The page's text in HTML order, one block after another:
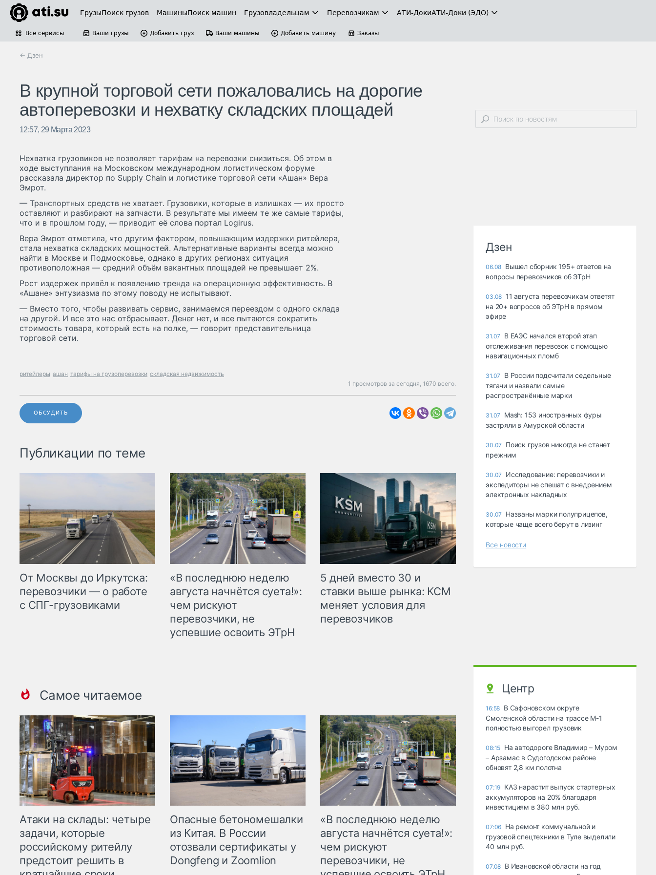
ГрузыПоиск грузов МашиныПоиск машин Грузовладельцам Перевозчикам АТИ-ДокиАТИ-Доки (ЭДО)
Все сервисы Ваши грузы Добавить груз Ваши машины Добавить машину Заказы
← Дзен
В крупной торговой сети пожаловались на дорогие
автоперевозки и нехватку складских площадей
12:57, 29 Марта 2023
Нехватка грузовиков не позволяет тарифам на перевозки снизиться. Об этом в
ходе выступлания на Московском международном логистическом форуме
рассказала директор по Supply Chain и логистике торговой сети «Ашан» Вера
Эмрот.
— Транспортных средств не хватает. Грузовики, которые в излишках — их просто
оставляют и разбирают на запчасти. В результате мы имеем те же самые тарифы,
что и в прошлом году, — приводит её слова портал Logirus.
Вера Эмрот отметила, что другим фактором, повышающим издержки ритейлера,
стала нехватка складских мощностей. Альтернативные варианты всегда можно
найти в Москве и Подмосковье, однако в других регионах ситуация
противоположная — средний объём вакантных площадей не превышает 2%.
Рост издержек привёл к появлению тренда на операционную эффективность. В
«Ашане» энтузиазма по этому поводу не испытывают.
— Вместо того, чтобы развивать сервис, занимаемся переездом с одного склада
на другой. И все это нас отбрасывает. Денег нет, и все пытаются сократить
стоимость товара, который есть на полке, — говорит представительница
торговой сети.
ритейлеры ашан тарифы на грузоперевозки складская недвижимость
1 просмотров за сегодня, 1670 всего.
ОБСУДИТЬ
Публикации по теме
От Москвы до Иркутска:
перевозчики — о работе
с СПГ-грузовиками
«В последнюю неделю
августа начнётся суета!»:
чем рискуют
перевозчики, не
успевшие освоить ЭТрН
5 дней вместо 30 и
ставки выше рынка: КСМ
меняет условия для
перевозчиков
Самое читаемое
Атаки на склады: четыре
задачи, которые
российскому ритейлу
предстоит решить в
Опасные бетономешалки
из Китая. В России
отозвали сертификаты у
Dongfeng и Zoomlion
«В последнюю неделю
августа начнётся суета!»:
чем рискуют
перевозчики, не
Дзен
06.08 Вышел сборник 195+ ответов на
вопросы перевозчиков об ЭТрН
03.08 11 августа перевозчикам ответят
на 20+ вопросов об ЭТрН в прямом
эфире
31.07
В ЕАЭС начался второй этап
отслеживания перевозок с помощью
навигационных пломб
31.07
В России подсчитали седельные
тягачи и назвали самые
распространённые марки
31.07
Mash: 153 иностранных фуры
застряли в Амурской области
30.07
Поиск грузов никогда не станет
прежним
30.07
Исследование: перевозчики и
экспедиторы не спешат с внедрением
электронных накладных
30.07
Названы марки полуприцепов,
которые чаще всего берут в лизинг
Все новости
Центр
16:58 В Сафоновском округе
Смоленской области на трассе М-1
полностью выгорел грузовик
08:15 На автодороге Владимир – Муром
– Арзамас в Судогодском районе
обновят 2,8 км полотна
07:19 КАЗ нарастит выпуск стартерных
аккумуляторов на 20% благодаря
инвестициям в 380 млн руб.
07:06 На ремонт коммунальной и
грузовой спецтехники в Туле выделили
40 млн руб.
07.08 В Ивановской области на год